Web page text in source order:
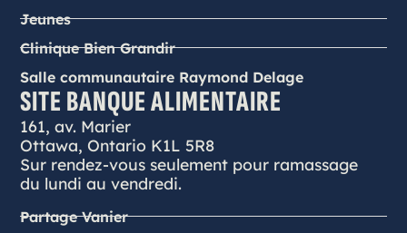
Jeunes
Clinique Bien Grandir
Salle communautaire Raymond Delage
SITE BANQUE ALIMENTAIRE
161, av. Marier
Ottawa, Ontario K1L 5R8
Sur rendez-vous seulement pour ramassage
du lundi au vendredi.
Partage Vanier